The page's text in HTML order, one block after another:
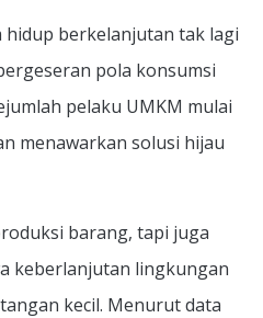
hidup berkelanjutan tak lagi
pola konsumsi
pelaku UMKM mulai
menawarkan solusi hijau
barang, tapi juga
keberlanjutan lingkungan
kecil. Menurut data